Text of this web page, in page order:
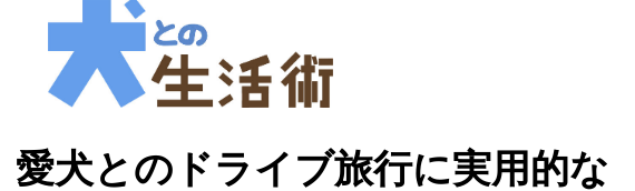
愛犬とのドライブ旅行に実用的な